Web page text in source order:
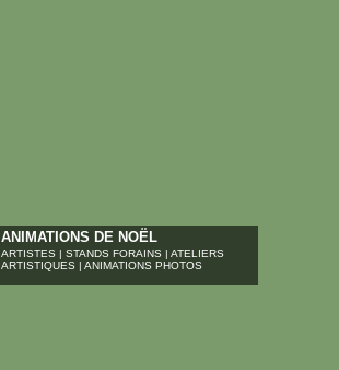
ANIMATIONS DE NOËL
ARTISTES | STANDS FORAINS | ATELIERS
ARTISTIQUES | ANIMATIONS PHOTOS